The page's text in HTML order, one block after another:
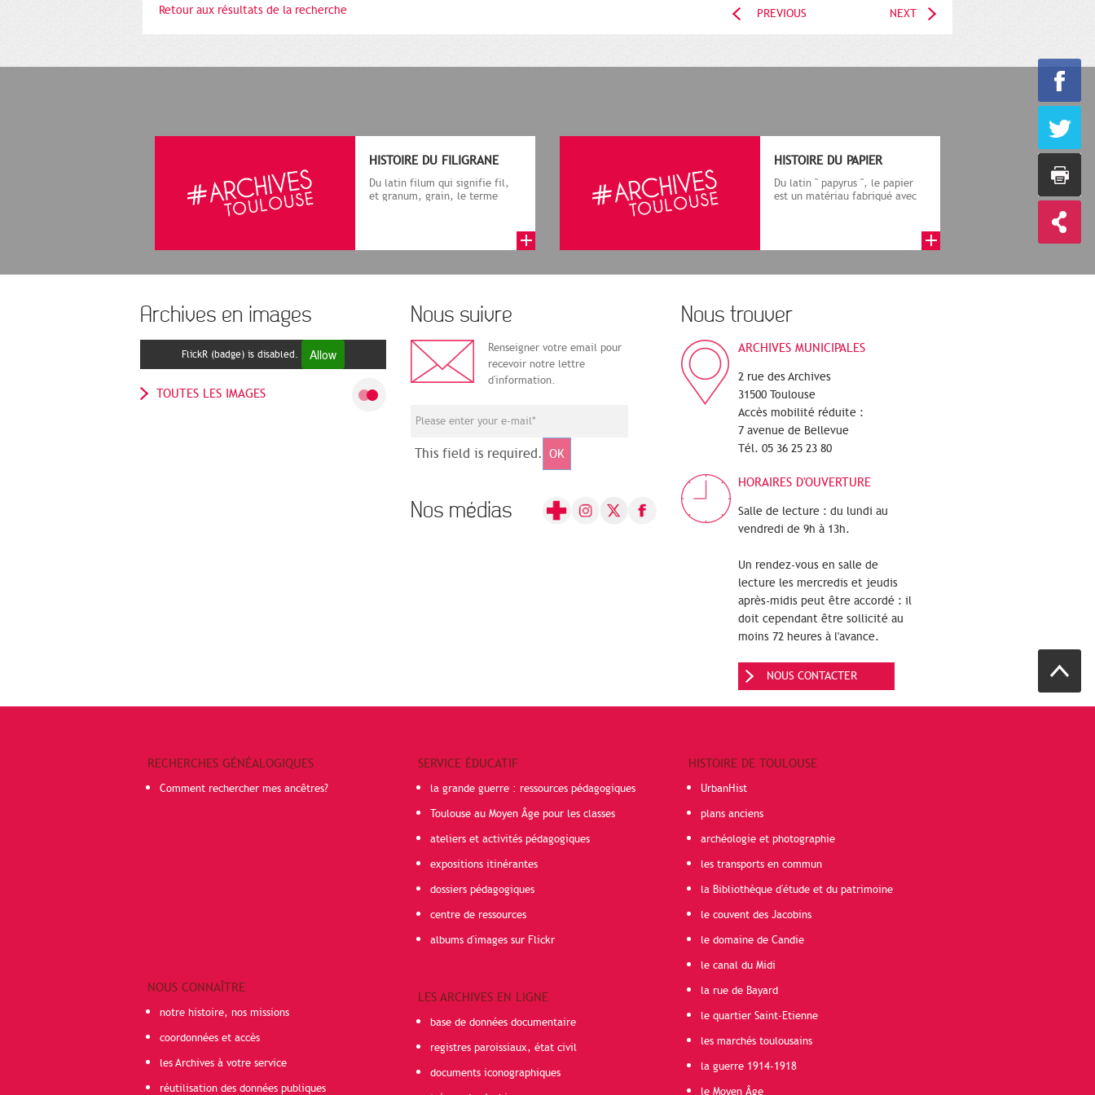
Retour aux résultats de la recherche PREVIOUS NEXT
HISTOIRE DU FILIGRANE
Du latin filum qui signifie fil,
et granum, grain, le terme
HISTOIRE DU PAPIER
Du latin " papyrus ", le papier
est un matériau fabriqué avec
Archives en images
FlickR (badge) is disabled. Allow
TOUTES LES IMAGES
Nous suivre
Renseigner votre email pour
recevoir notre lettre
d'information.
This field is required. OK
Nos médias
Nous trouver
ARCHIVES MUNICIPALES
2 rue des Archives
31500 Toulouse
Accès mobilité réduite :
7 avenue de Bellevue
Tél. 05 36 25 23 80
HORAIRES D'OUVERTURE
Salle de lecture : du lundi au
vendredi de 9h à 13h.
Un rendez-vous en salle de
lecture les mercredis et jeudis
après-midis peut être accordé : il
doit cependant être sollicité au
moins 72 heures à l'avance.
NOUS CONTACTER
RECHERCHES GÉNÉALOGIQUES
Comment rechercher mes ancêtres?
NOUS CONNAÎTRE
notre histoire, nos missions
coordonnées et accès
les Archives à votre service
réutilisation des données publiques
SERVICE ÉDUCATIF
la grande guerre : ressources pédagogiques
Toulouse au Moyen Âge pour les classes
ateliers et activités pédagogiques
expositions itinérantes
dossiers pédagogiques
centre de ressources
albums d'images sur Flickr
LES ARCHIVES EN LIGNE
base de données documentaire
registres paroissiaux, état civil
documents iconographiques
HISTOIRE DE TOULOUSE
UrbanHist
plans anciens
archéologie et photographie
les transports en commun
la Bibliothèque d'étude et du patrimoine
le couvent des Jacobins
le domaine de Candie
le canal du Midi
la rue de Bayard
le quartier Saint-Etienne
les marchés toulousains
la guerre 1914-1918
le Moyen Âge